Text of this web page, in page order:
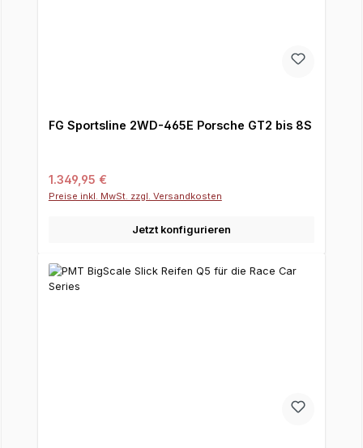
FG Sportsline 2WD-465E Porsche GT2 bis 8S
Regulärer Preis:
1.349,95 €
Preise inkl. MwSt. zzgl. Versandkosten
Jetzt konfigurieren